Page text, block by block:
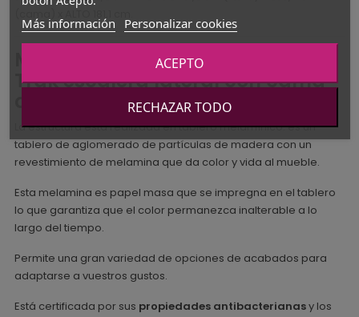
Materiales de la cama Litera
Trak escalera lateral con cama
La estructura está realizada en tablero melamínico: es un
tablero de aglomerado de partículas de madera con un
revestimiento de melamina que da color y vida al mueble.
Esta melamina es papel masa que se impregna en el tablero
lo que garantiza que el color permanezca inalterable a lo
largo del tiempo.
Permite una gran variedad de opciones de acabados para
adaptarse a vuestros gustos.
Está certificada por sus propiedades antibacterianasy los
Más información Personalizar cookies
RECHAZAR TODO
ACEPTO